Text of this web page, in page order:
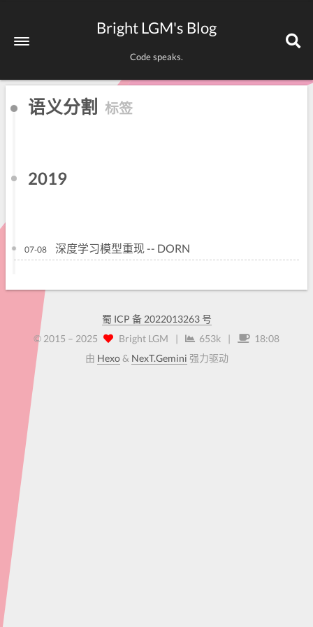
Bright LGM's Blog
Code speaks.
语义分割 标签
2019
07-08 深度学习模型重现 -- DORN
蜀 ICP 备 2022013263 号
© 2015 – 2025 Bright LGM | 653k |
18:08
由 Hexo& NexT.Gemini 强力驱动